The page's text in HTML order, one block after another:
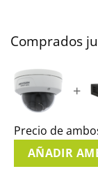
Comprados
+
Precio de
AÑADIR